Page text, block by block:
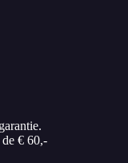
€ 60,-